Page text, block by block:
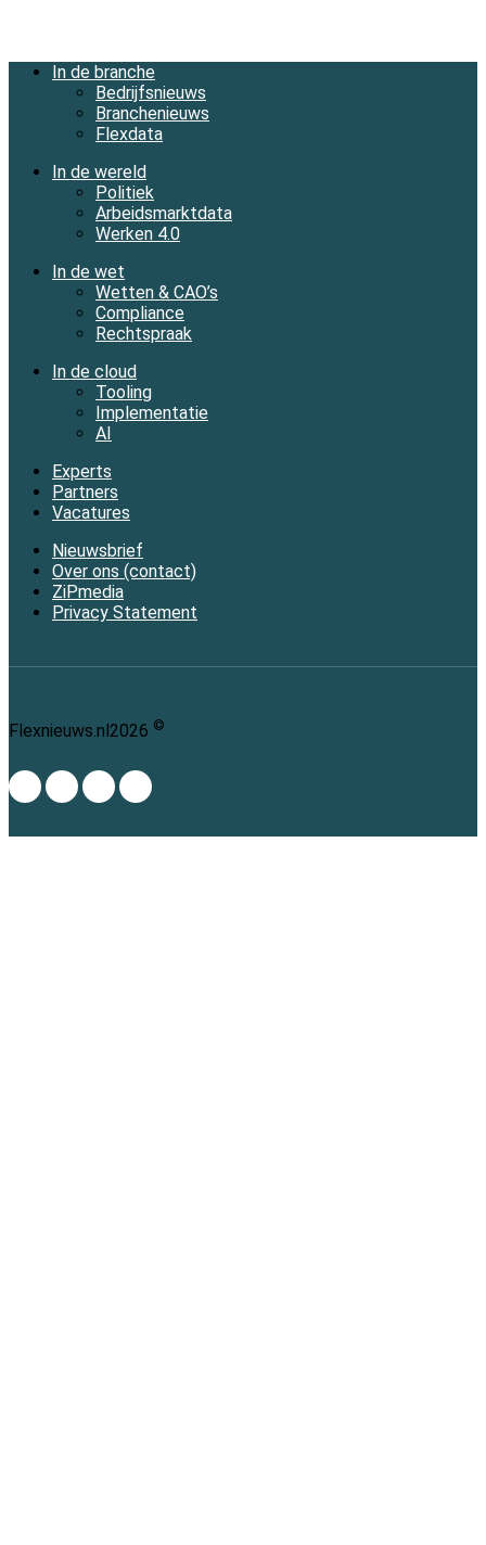
In de branche
Bedrijfsnieuws
Branchenieuws
Flexdata
In de wereld
Politiek
Arbeidsmarktdata
Werken 4.0
In de wet
Wetten & CAO’s
Compliance
Rechtspraak
In de cloud
Tooling
Implementatie
AI
Experts
Partners
Vacatures
Nieuwsbrief
Over ons (contact)
ZiPmedia
Privacy Statement
Flexnieuws.nl 2026 ©